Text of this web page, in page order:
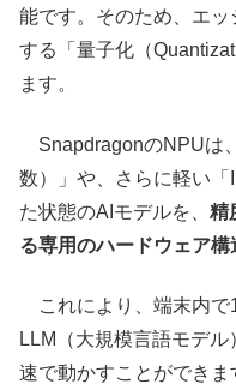
能です。そのため、エ
する「量子化（
ます。
SnapdragonのNPUは
数）」や、さらに軽い
た状態のAIモデルを、 精
る専用のハードウェア構
これにより、端末内で
LLM（大規模言語モデ
速で動かすことができま